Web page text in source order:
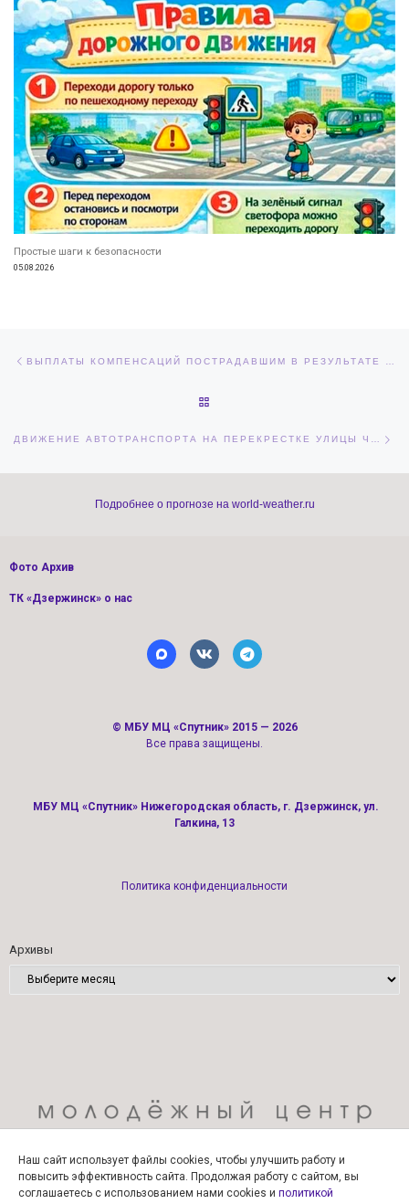
Простые шаги к безопасности
05.08.2026
ДВИЖЕНИЕ АВТОТРАНСПОРТА НА ПЕРЕКРЕСТКЕ УЛИЦЫ ЧАПАЕВА И УЛИЦЫ ПАНФИЛОВЦЕВ В ДЗЕРЖИНСКЕ БУДЕТ ЗАКРЫТО 7-9 ИЮНЯ
Подробнее о прогнозе на world-weather.ru
Фото Архив
ТК «Дзержинск» о нас
© МБУ МЦ «Спутник» 2015 — 2026
Все права защищены.
МБУ МЦ «Спутник» Нижегородская область, г. Дзержинск, ул.
Галкина, 13
Политика конфиденциальности
Архивы
Наш сайт использует файлы cookies, чтобы улучшить работу и
повысить эффективность сайта. Продолжая работу с сайтом, вы
соглашаетесь с использованием нами cookies и политикой